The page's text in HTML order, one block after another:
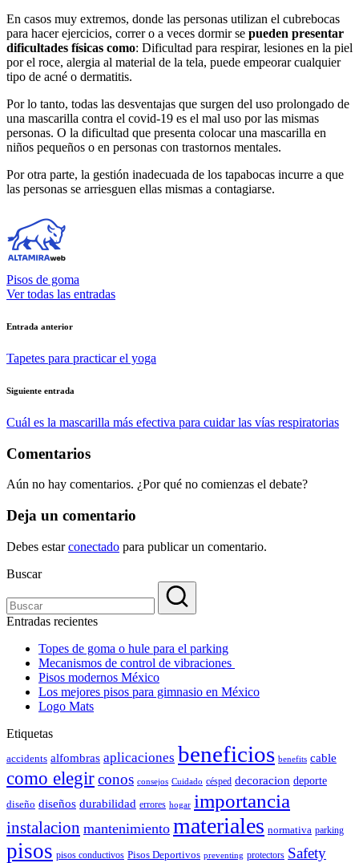
En casos muy extremos, donde las personas utilizan el cubrebocas
para hacer ejercicios, correr o a veces dormir se pueden presentar
dificultades físicas como: Dificultad para respirar, lesiones en la piel
por el roce, alergia al material de la tela, puede empeorar cualquier
tipo de acné o dermatitis.
Por lo tanto, todas las desventajas que surgen del uso prolongado de
una mascarilla contra el covid-19 es el mal uso por las mismas
personas. O la dificultad que presenta colocar una mascarilla en
niños pequeños o en personas con trastornos mentales.
Por otra parte, la gestión inadecuada de los tapabocas incurre a que
las personas se arriesguen ellas mismas a contagiarse.
Pisos de goma
Ver todas las entradas
Navegación
de
Entrada anterior
Tapetes para practicar el yoga
Siguiente entrada
Cuál es la mascarilla más efectiva para cuidar las vías respiratorias
Comentarios
Aún no hay comentarios. ¿Por qué no comienzas el debate?
Deja un comentario
Debes estarconectado para publicar un comentario.
Buscar
Entradas recientes
Topes de goma o hule para el parking
Mecanismos de control de vibraciones
Pisos modernos México
Los mejores pisos para gimnasio en México
Logo Mats
Etiquetas
accidents alfombras aplicaciones beneficios benefits cable
como elegirconos consejos Cuidado césped decoracion deporte
diseño diseños durabilidad errores hogar importancia
instalacion mantenimiento materiales normativa parking
pisos pisos conductivos Pisos Deportivos preventing protectors Safety